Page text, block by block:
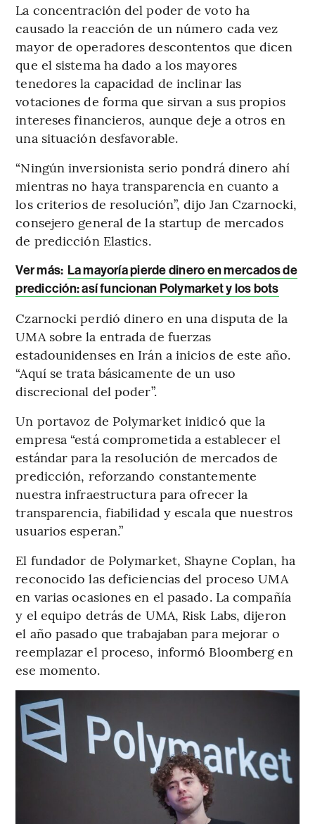
La concentración del poder de voto ha
causado la reacción de un número cada vez
mayor de operadores descontentos que dicen
que el sistema ha dado a los mayores
tenedores la capacidad de inclinar las
votaciones de forma que sirvan a sus propios
intereses financieros, aunque deje a otros en
una situación desfavorable.
“Ningún inversionista serio pondrá dinero ahí
mientras no haya transparencia en cuanto a
los criterios de resolución”, dijo Jan Czarnocki,
consejero general de la startup de mercados
de predicción Elastics.
Ver más: La mayoría pierde dinero en mercados de
predicción: así funcionan Polymarket y los bots
Czarnocki perdió dinero en una disputa de la
UMA sobre la entrada de fuerzas
estadounidenses en Irán a inicios de este año.
“Aquí se trata básicamente de un uso
discrecional del poder”.
Un portavoz de Polymarket inidicó que la
empresa “está comprometida a establecer el
estándar para la resolución de mercados de
predicción, reforzando constantemente
nuestra infraestructura para ofrecer la
transparencia, fiabilidad y escala que nuestros
usuarios esperan.”
El fundador de Polymarket, Shayne Coplan, ha
reconocido las deficiencias del proceso UMA
en varias ocasiones en el pasado. La compañía
y el equipo detrás de UMA, Risk Labs, dijeron
el año pasado que trabajaban para mejorar o
reemplazar el proceso, informó Bloomberg en
ese momento.